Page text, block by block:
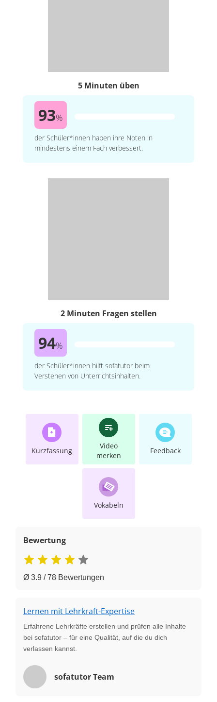
5 Minuten üben
93%
der Schüler*innen haben ihre Noten in
mindestens einem Fach verbessert.
2 Minuten Fragen stellen
94%
der Schüler*innen hilft sofatutor beim
Verstehen von Unterrichtsinhalten.
Kurzfassung
Video
merken
Feedback
Vokabeln
Bewertung
Ø 3.9 / 78 Bewertungen
Lernen mit Lehrkraft-Expertise
Erfahrene Lehrkräfte erstellen und prüfen alle Inhalte
bei sofatutor – für eine Qualität, auf die du dich
verlassen kannst.
sofatutor Team